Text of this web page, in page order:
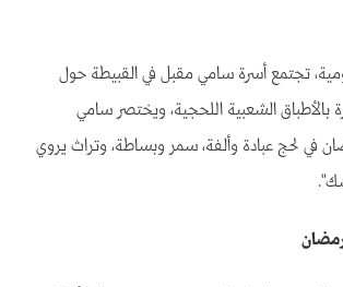
تجتمع أسرة سامي مقبل في القبيطة حول
بالأطباق الشعبية اللحجية، ويختصر سامي
في لحج عبادة وألفة، سمر وبساطة، وتراث يروي